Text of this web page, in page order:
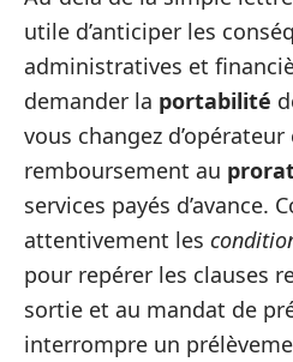
utile d’anticiper les
administratives et
demander la portabilité
vous changez
remboursement au
services payés d’avance.
attentivement les
pour repérer les clauses
sortie et au mandat de
interrompre un